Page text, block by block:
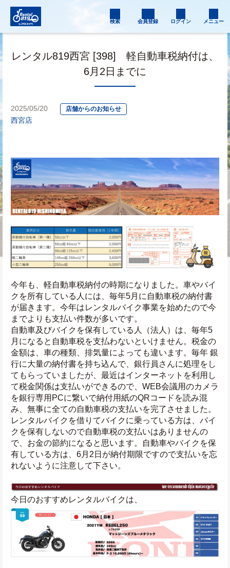
検索 会員登録 ログイン メニュー
レンタル819西宮 [398] 軽自動車税納付は、
6月2日までに
2025/05/20 店舗からのお知らせ
西宮店
今年も、軽自動車税納付の時期になりました。車やバイ
クを所有している人には、毎年5月に自動車税の納付書
が届きます。今年はレンタルバイク事業を始めたので今
までよりも支払い件数が多いです。
自動車及びバイクを保有している人（法人）は、毎年5
月になると自動車税を支払わないといけません。税金の
金額は、車の種類、排気量によっても違います。毎年 銀
行に大量の納付書を持ち込んで、銀行員さんに処理をし
てもらっていましたが、最近はインターネットを利用し
て税金関係は支払いができるので、WEB会議用のカメラ
を銀行専用PCに繋いで納付用紙のQRコードを読み混
み、無事に全ての自動車税の支払いを完了させました。
レンタルバイクを借りてバイクに乗っている方は、バイ
クを保有しないので自動車税の支払いはありませんの
で、お金の節約になると思います。自動車やバイクを保
有している方は、6月2日が納付期限ですので支払いを忘
れないように注意して下さい。
今日のおすすめレンタルバイクは、